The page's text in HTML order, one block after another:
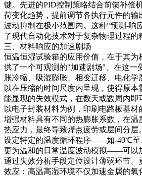
键。先进的PID控制策略结合前馈补偿
荷变化趋势，提前调节各执行元件的输
波动抑制在极小范围内。这种"预测-响
了现代自动化技术对于复杂物理过程的
三、材料响应的加速剧场
恒温恒湿试验箱的应用价值，在于其为
供了一个可观测的"加速剧场"。在这一
胀冷缩、吸湿膨胀、相变迁移、电化学
以在压缩的时间尺度内呈现，使得原本
能显现的失效模式，在数天或数周内即
以电子封装材料为例，印刷电路板基材
增强材料具有不同的热膨胀系数，在温
热应力，最终导致焊点疲劳或层间分层
设定特定的温度循环程序——如-40℃至
更为温和的日常温度波动模拟——可以
通过失效分析手段定位设计薄弱环节。
效应：高温高湿环境不仅加速金属的氧